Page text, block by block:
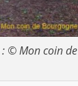
: © Mon coin de